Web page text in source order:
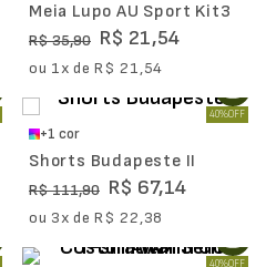
Meia Lupo AU Sport Kit3
R$35,90 R$ 21,54
ou 1x deR$ 21,54
40%OFF
+1 cor
Shorts Budapeste II
R$111,90 R$ 67,14
ou 3x deR$ 22,38
40%OFF